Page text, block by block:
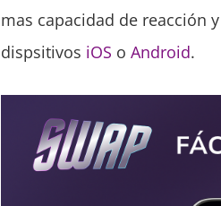
mas capacidad de reacción
dispsitivos iOS o Android.